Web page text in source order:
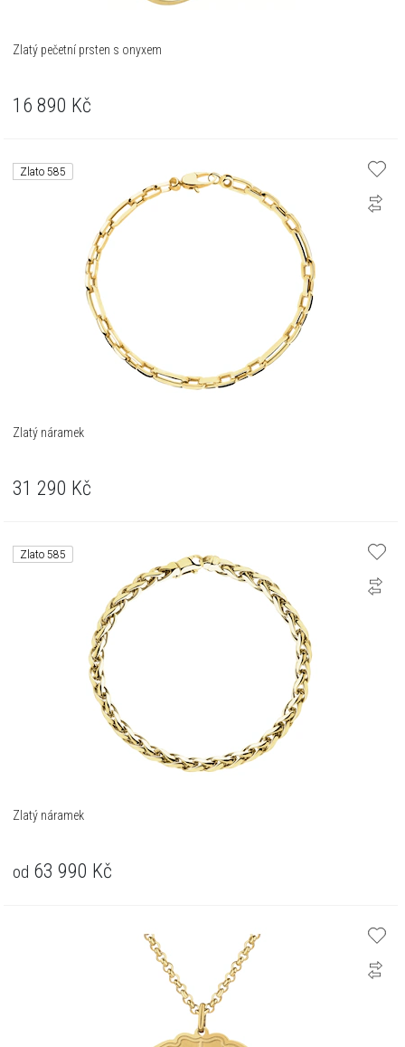
Zlatý pečetní prsten s onyxem
16 890 Kč
Zlato 585
Zlatý náramek
31 290 Kč
Zlato 585
Zlatý náramek
od 63 990 Kč